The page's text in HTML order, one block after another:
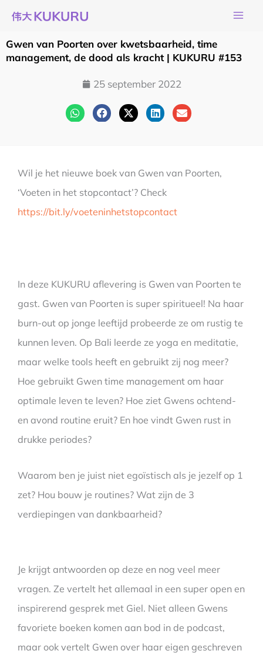
naar
de
inhoud
Gwen van Poorten over kwetsbaarheid, time
management, de dood als kracht | KUKURU #153
25 september 2022
Wil je het nieuwe boek van Gwen van Poorten,
‘Voeten in het stopcontact’? Check
https://bit.ly/voeteninhetstopcontact
In deze KUKURU aflevering is Gwen van Poorten te
gast. Gwen van Poorten is super spiritueel! Na haar
burn-out op jonge leeftijd probeerde ze om rustig te
kunnen leven. Op Bali leerde ze yoga en meditatie,
maar welke tools heeft en gebruikt zij nog meer?
Hoe gebruikt Gwen time management om haar
optimale leven te leven? Hoe ziet Gwens ochtend-
en avond routine eruit? En hoe vindt Gwen rust in
drukke periodes?
Waarom ben je juist niet egoïstisch als je jezelf op 1
zet? Hou bouw je routines? Wat zijn de 3
verdiepingen van dankbaarheid?
Je krijgt antwoorden op deze en nog veel meer
vragen. Ze vertelt het allemaal in een super open en
inspirerend gesprek met Giel. Niet alleen Gwens
favoriete boeken komen aan bod in de podcast,
maar ook vertelt Gwen over haar eigen geschreven